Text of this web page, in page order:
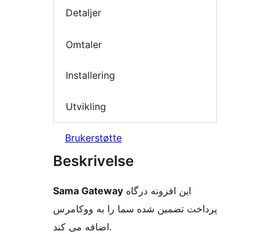
Detaljer
Omtaler
Installering
Utvikling
Brukerstøtte
Beskrivelse
Sama Gateway
پرداخت تضمین شده سما را به ووکامرس
اضافه می کند.